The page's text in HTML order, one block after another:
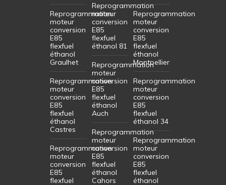
Reprogrammation
moteur
conversion
E85
flexfuel
éthanol
Graulhet
Reprogrammation
moteur
conversion
E85
flexfuel
éthanol
Castres
Reprogrammation
moteur
conversion
E85
flexfuel
Reprogrammation
moteur
conversion
E85
flexfuel
éthanol 81
Reprogrammation
moteur
conversion
E85
flexfuel
éthanol
Auch
Reprogrammation
moteur
conversion
E85
flexfuel
éthanol
Cahors
Reprogrammation
moteur
conversion
E85
flexfuel
éthanol
Montpellier
Reprogrammation
moteur
conversion
E85
flexfuel
éthanol 34
Reprogrammation
moteur
conversion
E85
flexfuel
éthanol